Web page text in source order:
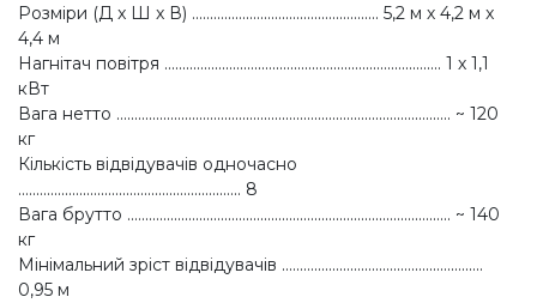
Розміри (Д x Ш x В) .................................................... 5,2 м х 4,2 м x
4,4 м
Нагнітач повітря ............................................................................. 1 х 1,1
кВт
Вага нетто ............................................................................................. ~ 120
кг
Кількість відвідувачів одночасно
.............................................................. 8
Вага брутто .......................................................................................... ~ 140
кг
Мінімальний зріст відвідувачів ........................................................
0,95 м